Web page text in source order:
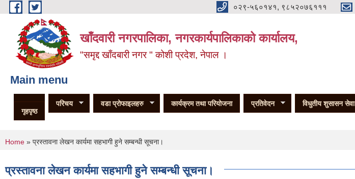
Skip to main content ०२९-५६०१४१, ९८५२०७६१११
खाँदवारी नगरपालिका, नगरकार्यपालिकाको कार्यालय,
"समृद्द खाँदबारी नगर " कोशी प्रदेश, नेपाल ।
Main menu
गृहपृष्ठ
परिचय वडा प्रोफाइलहरु कार्यक्रम तथा परियोजना प्रतिवेदन विधुतीय शुसासन सेवा
You are here
Home » प्रस्तावना लेखन कार्यमा सहभागी हुने सम्बन्धी सूचना।
प्रस्तावना लेखन कार्यमा सहभागी हुने सम्बन्धी सूचना।